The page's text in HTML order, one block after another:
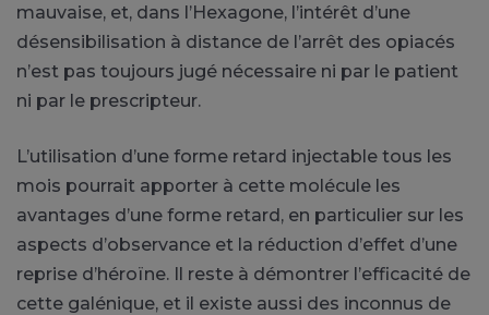
mauvaise, et, dans l’Hexagone, l’intérêt d’une
désensibilisation à distance de l’arrêt des opiacés
n’est pas toujours jugé nécessaire ni par le patient
ni par le prescripteur.
L’utilisation d’une forme retard injectable tous les
mois pourrait apporter à cette molécule les
avantages d’une forme retard, en particulier sur les
aspects d’observance et la réduction d’effet d’une
reprise d’héroïne. Il reste à démontrer l’efficacité de
cette galénique, et il existe aussi des inconnus de